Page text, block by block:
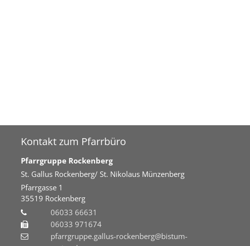
Kontakt zum Pfarrbüro
Pfarrgruppe Rockenberg
St. Gallus Rockenberg/ St. Nikolaus Münzenberg
Pfarrgasse 1
35519 Rockenberg
06033 66631
06033 971674
pfarrgruppe.gallus-rockenberg@bistum-